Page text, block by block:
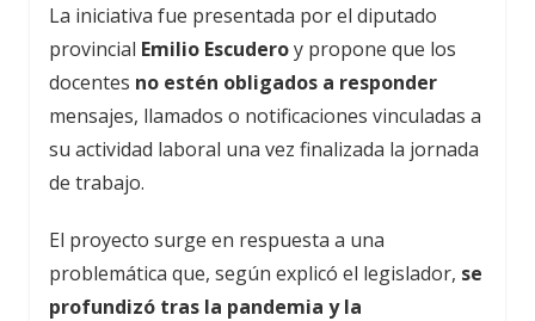
La iniciativa fue presentada por el diputado
provincial Emilio Escuderoy propone que los
docentes no estén obligados a responder
mensajes, llamados o notificaciones vinculadas a
su actividad laboral una vez finalizada la jornada
de trabajo.
El proyecto surge en respuesta a una
problemática que, según explicó el legislador, se
profundizó tras la pandemia y la